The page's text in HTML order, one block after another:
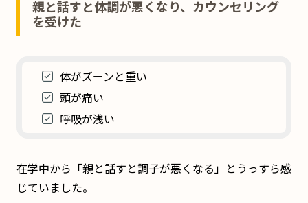
親と話すと体調が悪くなり、カウンセリング
を受けた
体がズーンと重い
頭が痛い
呼吸が浅い
在学中から「親と話すと調子が悪くなる」とうっすら感
じていました。